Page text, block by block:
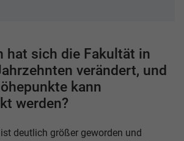
hat sich die Fakultät in
verändert, und
kann
werden?
deutlich größer geworden und